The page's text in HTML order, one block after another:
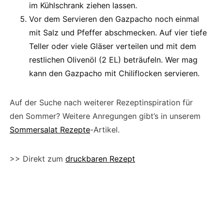
im Kühlschrank ziehen lassen.
Vor dem Servieren den Gazpacho noch einmal
mit Salz und Pfeffer abschmecken. Auf vier tiefe
Teller oder viele Gläser verteilen und mit dem
restlichen Olivenöl (2 EL) beträufeln. Wer mag
kann den Gazpacho mit Chiliflocken servieren.
Auf der Suche nach weiterer Rezeptinspiration für
den Sommer? Weitere Anregungen gibt’s in unserem
Sommersalat Rezepte-Artikel.
>> Direkt zum druckbaren Rezept